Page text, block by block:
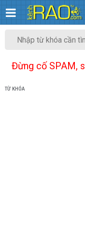
Đừng cố SPAM,
TỪ KHÓA